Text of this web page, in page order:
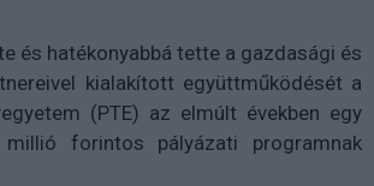
és hatékonyabbá tette a gazdasági és
kialakított együttműködését a
(PTE) az elmúlt években egy
forintos pályázati programnak